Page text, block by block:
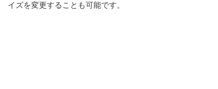
イズを変更することも可能です。